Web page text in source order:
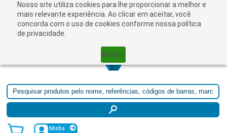
Nosso site utiliza cookies para lhe proporcionar a melhor e
mais relevante experiência. Ao clicar em aceitar, você
concorda com o uso de cookies conforme nossa política
de privacidade.
Aceitar
Minha